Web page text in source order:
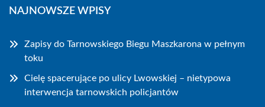
NAJNOWSZE WPISY
Zapisy do Tarnowskiego Biegu Maszkarona w pełnym
toku
Cielę spacerujące po ulicy Lwowskiej – nietypowa
interwencja tarnowskich policjantów